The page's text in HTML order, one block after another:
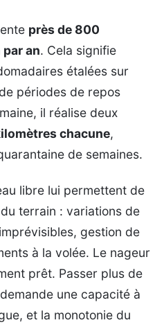
près de 800
an. Cela signifie
étalées sur
périodes de repos
il réalise deux
chacune,
de semaines.
libre lui permettent de
terrain : variations de
gestion de
à la volée. Le nageur
prêt. Passer plus de
une capacité à
et la monotonie du